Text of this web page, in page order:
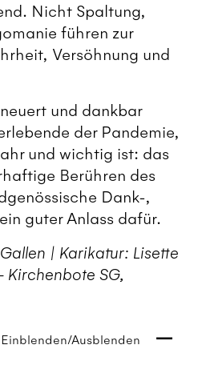
Nicht Spaltung,
führen zur
Versöhnung und
und dankbar
der Pandemie,
und wichtig ist: das
Berühren des
Dank-,
guter Anlass dafür.
| Karikatur: Lisette
SG,
Einblenden/Ausblenden